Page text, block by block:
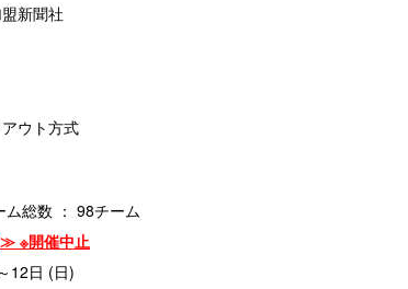
新聞社
ウト方式
ム総数 ： 98チーム
※開催中止
12日 (日)